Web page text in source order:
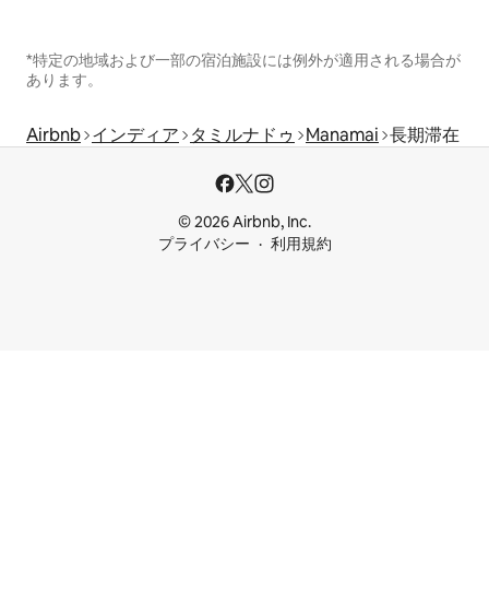
*特定の地域および一部の宿泊施設には例外が適用される場合が
あります。
Airbnb インディア タミルナドゥ Manamai 長期滞在
© 2026 Airbnb, Inc.
プライバシー
利用規約